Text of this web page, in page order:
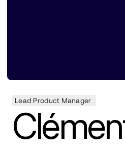
Lead Product Manager